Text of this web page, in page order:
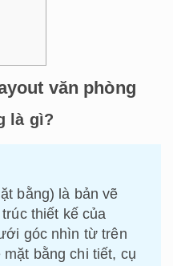
văn phòng
là gì?
bằng) là bản vẽ
thiết kế của
góc nhìn từ trên
bằng chi tiết, cụ